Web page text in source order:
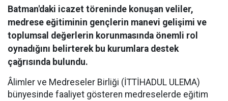
Batman'daki icazet töreninde konuşan veliler,
medrese eğitiminin gençlerin manevi gelişimi ve
toplumsal değerlerin korunmasında önemli rol
oynadığını belirterek bu kurumlara destek
çağrısında bulundu.
Âlimler ve Medreseler Birliği (İTTİHADUL ULEMA)
bünyesinde faaliyet gösteren medreselerde eğitim